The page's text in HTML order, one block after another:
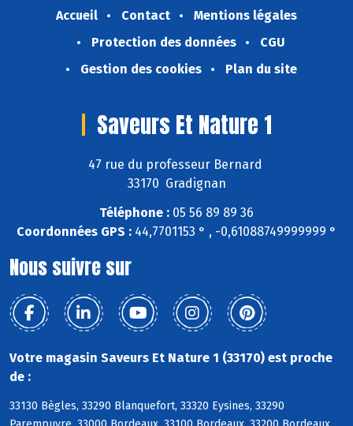
Accueil Contact
Mentions légales
Protection des données
CGU
Gestion des cookies
Plan du site
Saveurs Et Nature 1
47 rue du professeur Bernard
33170 Gradignan
Téléphone : 05 56 89 89 36
Coordonnées GPS : 44,7701153 ° , -0,61088749999999 °
Nous suivre sur
Votre magasin Saveurs Et Nature 1 (33170) est proche
de :
33130 Bègles, 33290 Blanquefort, 33320 Eysines, 33290